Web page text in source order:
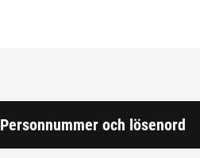
Personnummer och lösenord